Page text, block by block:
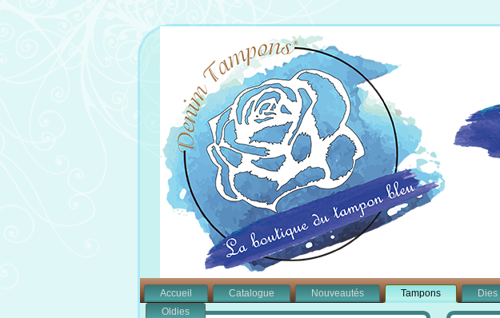
Accueil Catalogue Nouveautés Tampons
Oldies